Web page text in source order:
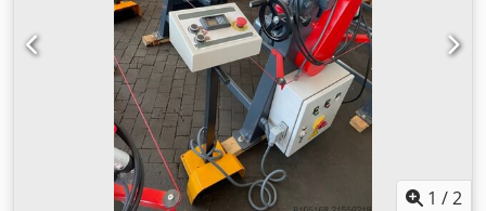
1 /2